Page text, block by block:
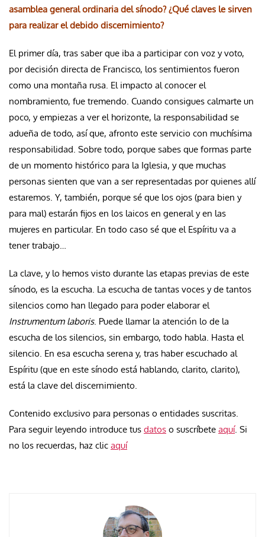
asamblea general ordinaria del sínodo? ¿Qué claves le sirven
para realizar el debido discernimiento?
El primer día, tras saber que iba a participar con voz y voto,
por decisión directa de Francisco, los sentimientos fueron
como una montaña rusa. El impacto al conocer el
nombramiento, fue tremendo. Cuando consigues calmarte un
poco, y empiezas a ver el horizonte, la responsabilidad se
adueña de todo, así que, afronto este servicio con muchísima
responsabilidad. Sobre todo, porque sabes que formas parte
de un momento histórico para la Iglesia, y que muchas
personas sienten que van a ser representadas por quienes allí
estaremos. Y, también, porque sé que los ojos (para bien y
para mal) estarán fijos en los laicos en general y en las
mujeres en particular. En todo caso sé que el Espíritu va a
tener trabajo…
La clave, y lo hemos visto durante las etapas previas de este
sínodo, es la escucha. La escucha de tantas voces y de tantos
silencios como han llegado para poder elaborar el
Instrumentum laboris. Puede llamar la atención lo de la
escucha de los silencios, sin embargo, todo habla. Hasta el
silencio. En esa escucha serena y, tras haber escuchado al
Espíritu (que en este sínodo está hablando, clarito, clarito),
está la clave del discernimiento.
Contenido exclusivo para personas o entidades suscritas.
Para seguir leyendo introduce tus datos o suscríbete aquí. Si
no los recuerdas, haz clic aquí